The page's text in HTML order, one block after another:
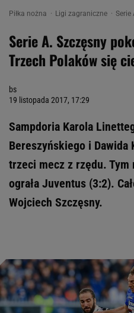
Piłka nożna Ligi zagraniczne Serie
Serie A. Szczęsny
Trzech Polaków się
bs
19 listopada 2017, 17:29
Sampdoria Karola
Bereszyńskiego i Dawida
trzeci mecz z rzędu. Tym
ograła Juventus (3:2).
Wojciech Szczęsny.